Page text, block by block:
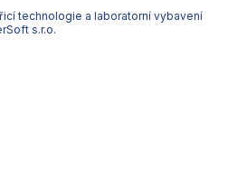
technologie a laboratorní vybavení
s.r.o.